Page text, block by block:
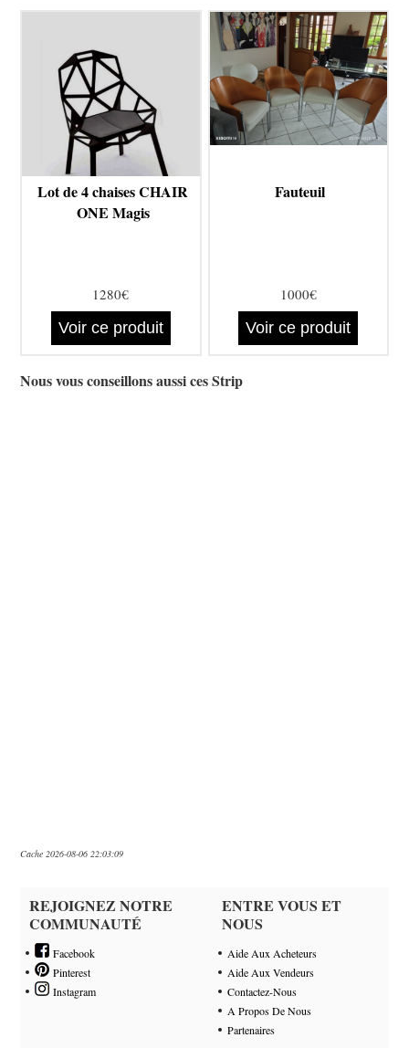
Lot de 4 chaises CHAIR
ONE Magis
1280€
Voir ce produit
Fauteuil
1000€
Voir ce produit
Nous vous conseillons aussi ces Strip
Cache 2026-08-06 22:03:09
REJOIGNEZ NOTRE
COMMUNAUTÉ
Facebook
Pinterest
Instagram
ENTRE VOUS ET
NOUS
Aide Aux Acheteurs
Aide Aux Vendeurs
Contactez-Nous
A Propos De Nous
Partenaires